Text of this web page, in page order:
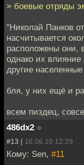
> боевые отряды
"Николай Панков
насчитывается
расположены они,
однако их
другие
бля, у них ещё и
всем пиздец,
486dx2 »
#13 | 16.06.10 12:29
Кому: Sen, #11